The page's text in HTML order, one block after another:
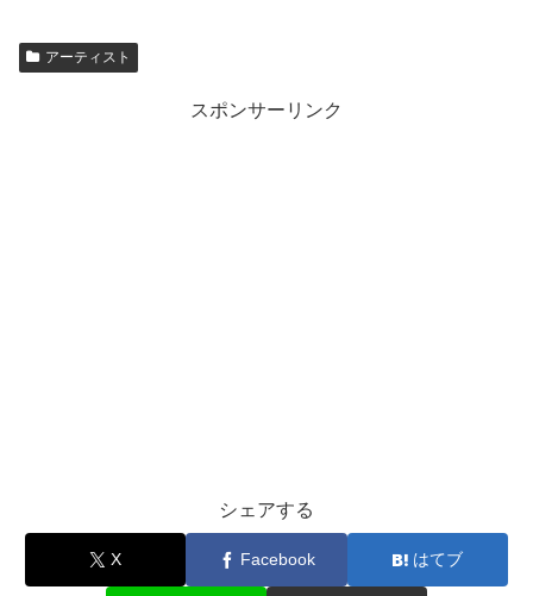
アーティスト
スポンサーリンク
シェアする
X Facebook はてブ